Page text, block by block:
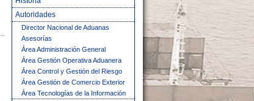
Autoridades
Director Nacional de Aduanas
Asesorías
Área Administración General
Área Gestión Operativa Aduanera
Área Control y Gestión del Riesgo
Área Gestión de Comercio Exterior
Área Tecnologías de la Información